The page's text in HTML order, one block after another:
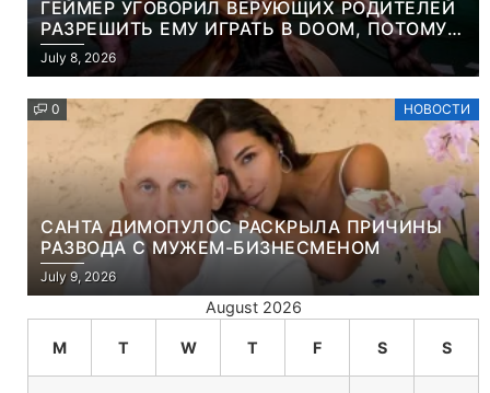
ГЕЙМЕР УГОВОРИЛ ВЕРУЮЩИХ РОДИТЕЛЕЙ
РАЗРЕШИТЬ ЕМУ ИГРАТЬ В DOOM, ПОТОМУ
ЧТО ЭТО ХРИСТИАНСКАЯ ИГРА ПРО
УБИЙСТВО ДЕМОНОВ
July 8, 2026
0 НОВОСТИ
САНТА ДИМОПУЛОС РАСКРЫЛА ПРИЧИНЫ
РАЗВОДА С МУЖЕМ-БИЗНЕСМЕНОМ
July 9, 2026
August 2026
M T W T F S S